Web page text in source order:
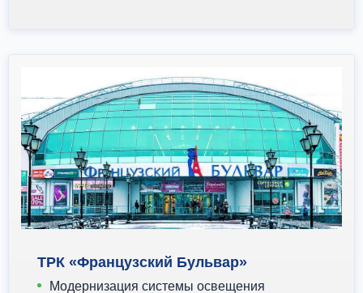
ТРК «Французский Бульвар»
Модернизация системы освещения